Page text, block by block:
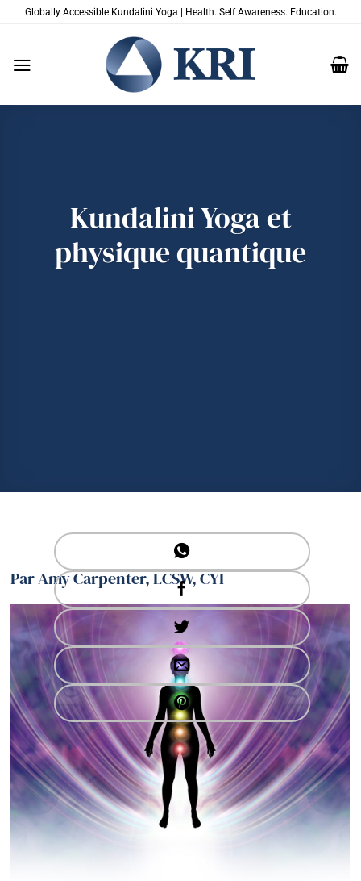
PasserGlobally Accessible Kundalini Yoga | Health. Self Awareness. Education.
Kundalini Yoga et
physique quantique
Par Amy Carpenter, LCSW, CYI